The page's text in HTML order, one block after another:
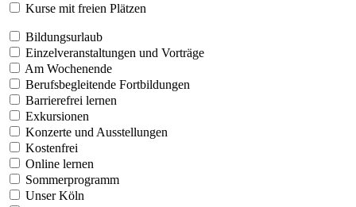
Kurse mit freien Plätzen
Bildungsurlaub
Einzelveranstaltungen und Vorträge
Am Wochenende
Berufsbegleitende Fortbildungen
Barrierefrei lernen
Exkursionen
Konzerte und Ausstellungen
Kostenfrei
Online lernen
Sommerprogramm
Unser Köln